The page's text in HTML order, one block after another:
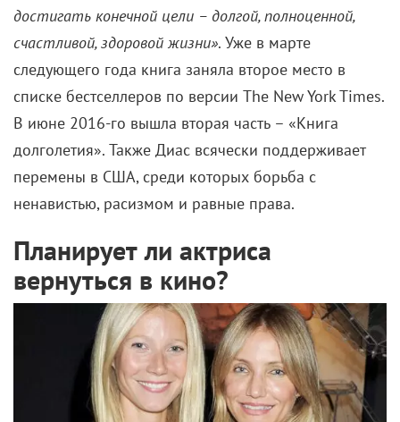
достигать конечной цели – долгой, полноценной,
счастливой, здоровой жизни». Уже в марте
следующего года книга заняла второе место в
списке бестселлеров по версии The New York Times.
В июне 2016-го вышла вторая часть – «Книга
долголетия». Также Диас всячески поддерживает
перемены в США, среди которых борьба с
ненавистью, расизмом и равные права.
Планирует ли актриса
вернуться в кино?